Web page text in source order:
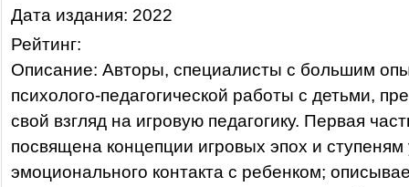
Дата издания: 2022
Рейтинг:
Описание: Авторы, специалисты с большим
психолого-педагогической работы с детьми,
свой взгляд на игровую педагогику. Первая
посвящена концепции игровых эпох и ступеням
эмоционального контакта с ребенком;